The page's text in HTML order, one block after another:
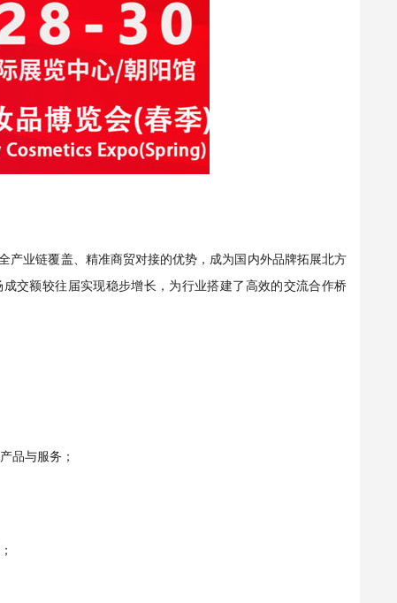
产业链覆盖、精准商贸对接的优势，成为国内外品牌拓展北方
交额较往届实现稳步增长，为行业搭建了高效的交流合作桥
品与服务；